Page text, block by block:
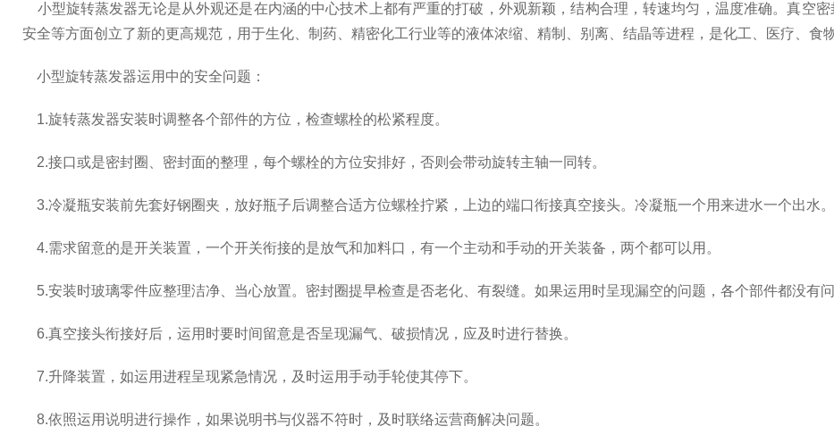
小型旋转蒸发器无论是从外观还是在内涵的中心技术上都有严重的打破，外观新颖，结构合理，转速均匀，温度准确。真空
安全等方面创立了新的更高规范，用于生化、制药、精密化工行业等的液体浓缩、精制、别离、结晶等进程，是化工、医疗、
小型旋转蒸发器运用中的安全问题：
1.旋转蒸发器安装时调整各个部件的方位，检查螺栓的松紧程度。
2.接口或是密封圈、密封面的整理，每个螺栓的方位安排好，否则会带动旋转主轴一同转。
3.冷凝瓶安装前先套好钢圈夹，放好瓶子后调整合适方位螺栓拧紧，上边的端口衔接真空接头。冷凝瓶一个用来进水一个出水。
4.需求留意的是开关装置，一个开关衔接的是放气和加料口，有一个主动和手动的开关装备，两个都可以用。
5.安装时玻璃零件应整理洁净、当心放置。密封圈提早检查是否老化、有裂缝。如果运用时呈现漏空的问题，各个部件都没有
6.真空接头衔接好后，运用时要时间留意是否呈现漏气、破损情况，应及时进行替换。
7.升降装置，如运用进程呈现紧急情况，及时运用手动手轮使其停下。
8.依照运用说明进行操作，如果说明书与仪器不符时，及时联络运营商解决问题。